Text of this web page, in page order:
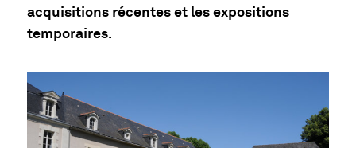
acquisitions récentes et les expositions
temporaires.